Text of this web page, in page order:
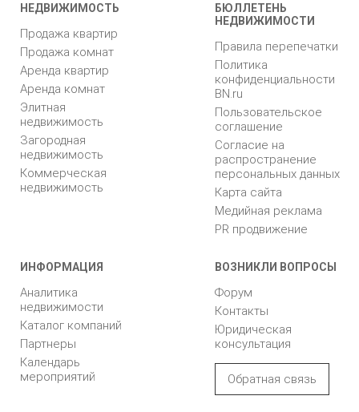
НЕДВИЖИМОСТЬ
Продажа квартир
Продажа комнат
Аренда квартир
Аренда комнат
Элитная
недвижимость
Загородная
недвижимость
Коммерческая
недвижимость
БЮЛЛЕТЕНЬ
НЕДВИЖИМОСТИ
Правила перепечатки
Политика
конфиденциальности
BN.ru
Пользовательское
соглашение
Согласие на
распространение
персональных данных
Карта сайта
Медийная реклама
PR продвижение
ИНФОРМАЦИЯ
Аналитика
недвижимости
Каталог компаний
Партнеры
Календарь
мероприятий
ВОЗНИКЛИ ВОПРОСЫ
Форум
Контакты
Юридическая
консультация
Обратная связь